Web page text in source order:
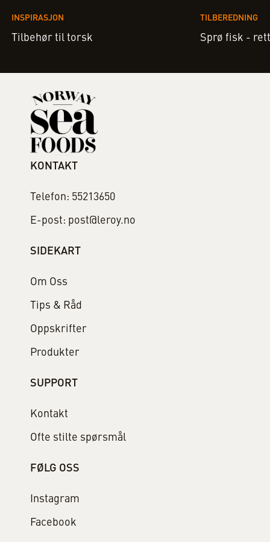
INSPIRASJON
Tilbehør til torsk
TILBEREDNING
Sprø fisk -
KONTAKT
Telefon: 55213650
E-post: post@leroy.no
SIDEKART
Om Oss
Tips & Råd
Oppskrifter
Produkter
SUPPORT
Kontakt
Ofte stilte spørsmål
FØLG OSS
Instagram
Facebook